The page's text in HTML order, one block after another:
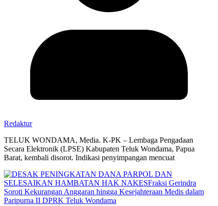
Redaktur
TELUK WONDAMA, Media. K-PK – Lembaga Pengadaan
Secara Elektronik (LPSE) Kabupaten Teluk Wondama, Papua
Barat, kembali disorot. Indikasi penyimpangan mencuat